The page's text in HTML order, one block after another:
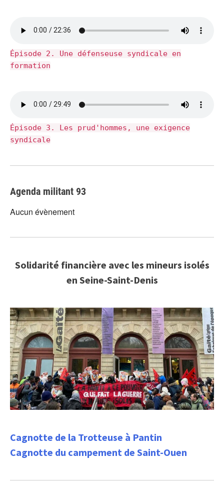
Épisode 2. Une défenseuse syndicale en
formation
Épisode 3. Les prud'hommes, une exigence
syndicale
Agenda militant 93
Aucun évènement
Solidarité financière avec les mineurs isolés
en Seine-Saint-Denis
Cagnotte de la Trotteuse à Pantin
Cagnotte du campement de Saint-Ouen